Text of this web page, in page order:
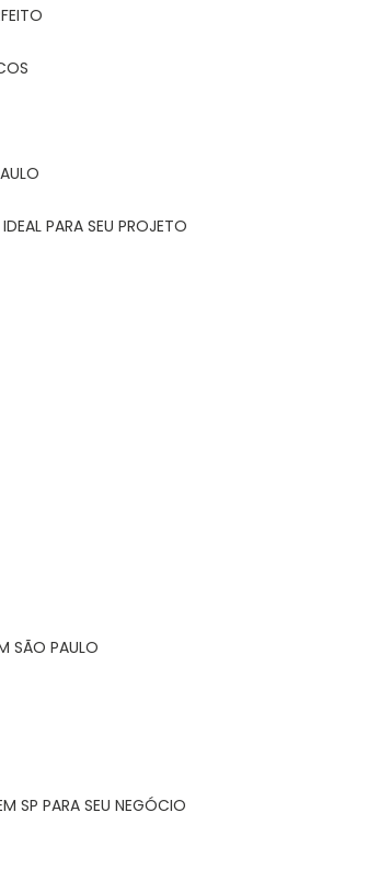
PARA SEU PROJETO
SÃO PAULO
SP PARA SEU NEGÓCIO